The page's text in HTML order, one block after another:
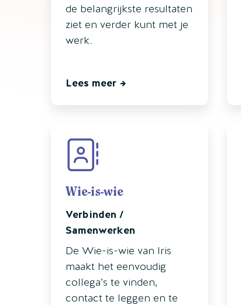
de belangrijkste resultaten
ziet en verder kunt met je
werk.
Lees meer
Wie-is-wie
Verbinden /
Samenwerken
De Wie-is-wie van Iris
maakt het eenvoudig
collega’s te vinden,
contact te leggen en te